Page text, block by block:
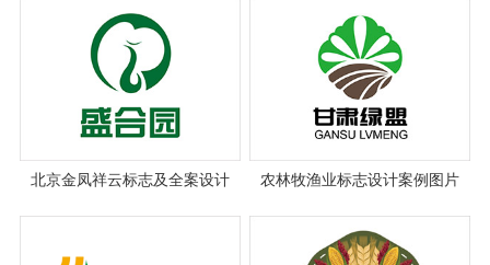
北京金凤祥云标志及全案设计 农林牧渔业标志设计案例图片